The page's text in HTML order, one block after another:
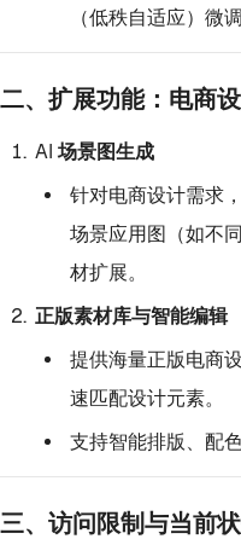
（低秩自适应）微
二、扩展功能：电商
AI 场景图生成
针对电商设计需求
场景应用图（如不
材扩展。
正版素材库与智能编辑
提供海量正版电商
速匹配设计元素。
支持智能排版、配
三、访问限制与当前